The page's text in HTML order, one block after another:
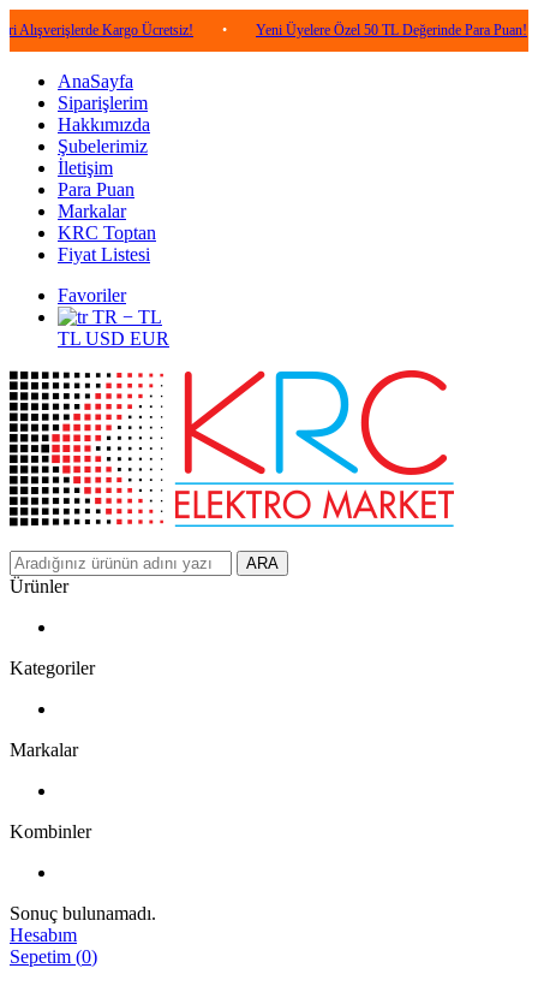
Kargo Ücretsiz! • Yeni Üyelere Özel 50 TL Değerinde Para Puan! •
AnaSayfa
Siparişlerim
Hakkımızda
Şubelerimiz
İletişim
Para Puan
Markalar
KRC Toptan
Fiyat Listesi
Favoriler
TR − TL
TL USD EUR
ARA
Ürünler
Kategoriler
Markalar
Kombinler
Sonuç bulunamadı.
Hesabım
Sepetim (0)